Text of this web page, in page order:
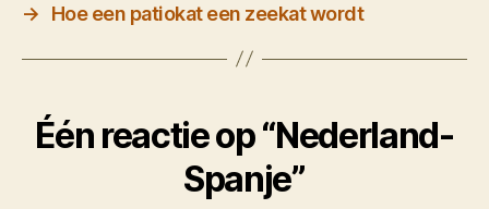
→
Hoe een patiokat een zeekat wordt
Één reactie op “Nederland-
Spanje”